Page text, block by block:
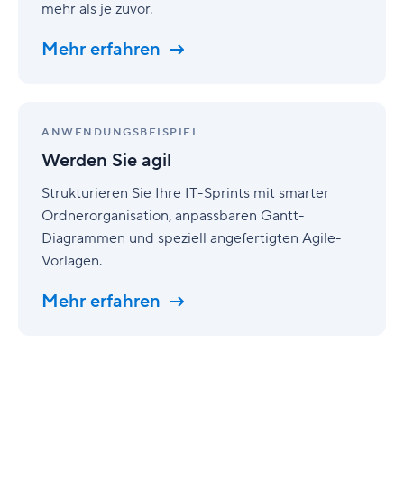
mehr als je zuvor.
Mehr erfahren
ANWENDUNGSBEISPIEL
Werden Sie agil
Strukturieren Sie Ihre IT-Sprints mit smarter
Ordnerorganisation, anpassbaren Gantt-
Diagrammen und speziell angefertigten Agile-
Vorlagen.
Mehr erfahren
agil